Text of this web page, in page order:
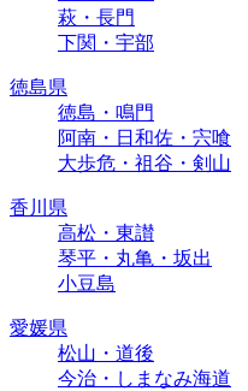
萩・長門
下関・宇部
徳島県
徳島・鳴門
阿南・日和佐・宍喰
大歩危・祖谷・剣山
香川県
高松・東讃
琴平・丸亀・坂出
小豆島
愛媛県
松山・道後
今治・しまなみ海道